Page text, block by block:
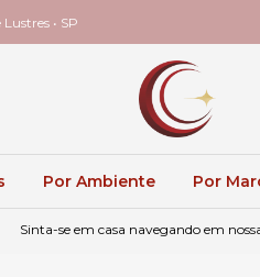
• SP
Por Ambiente Por
Sinta-se em casa navegando em